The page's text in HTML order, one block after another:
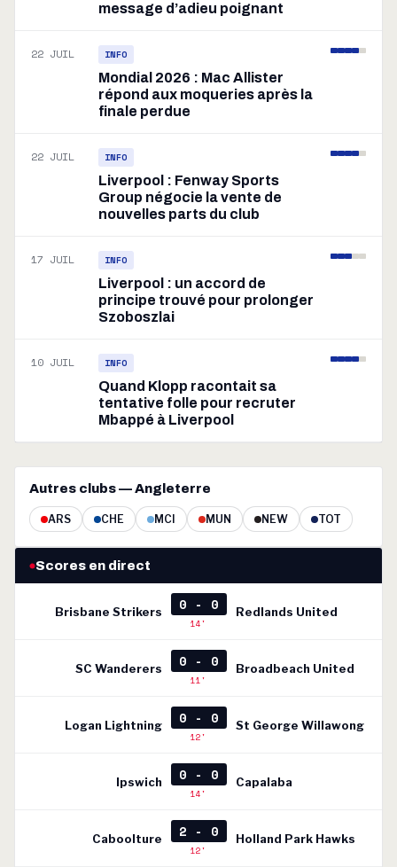
message d’adieu poignant
22 JUIL INFO
Mondial 2026 : Mac Allister
répond aux moqueries après la
finale perdue
22 JUIL INFO
Liverpool : Fenway Sports
Group négocie la vente de
nouvelles parts du club
17 JUIL INFO
Liverpool : un accord de
principe trouvé pour prolonger
Szoboszlai
10 JUIL INFO
Quand Klopp racontait sa
tentative folle pour recruter
Mbappé à Liverpool
Autres clubs — Angleterre
ARS CHE MCI MUN NEW TOT
Scores en direct
Brisbane Strikers 0 - 0
14'
Redlands United
SC Wanderers 0 - 0
11'
Broadbeach United
Logan Lightning 0 - 0
12'
St George Willawong
Ipswich 0 - 0
14'
Capalaba
Caboolture 2 - 0
12'
Holland Park Hawks